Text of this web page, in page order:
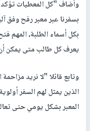
وأضاف "كل المعطيات
بسفرنا عبر معبر رفح وفق
بكل أسماء الطلبة، المهم
يعرف كل طالب متى يمكن
وتابع قائلا "لا نريد
الذين يمثل لهم السفر
المعبر بشكل يومي حتى